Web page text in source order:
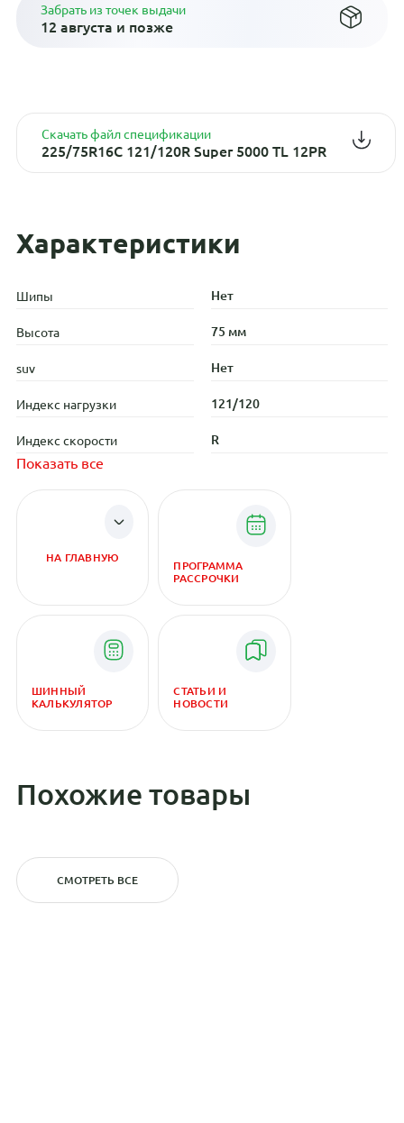
Забрать из точек выдачи
12 августа и позже
Скачать файл спецификации
225/75R16C 121/120R Super 5000 TL 12PR
Характеристики
Шипы Нет
Высота 75 мм
suv Нет
Индекс нагрузки 121/120
Индекс скорости R
Показать все
НА ГЛАВНУЮ
ПРОГРАММА
РАССРОЧКИ
ШИННЫЙ
КАЛЬКУЛЯТОР
СТАТЬИ И
НОВОСТИ
Похожие товары
СМОТРЕТЬ ВСЕ